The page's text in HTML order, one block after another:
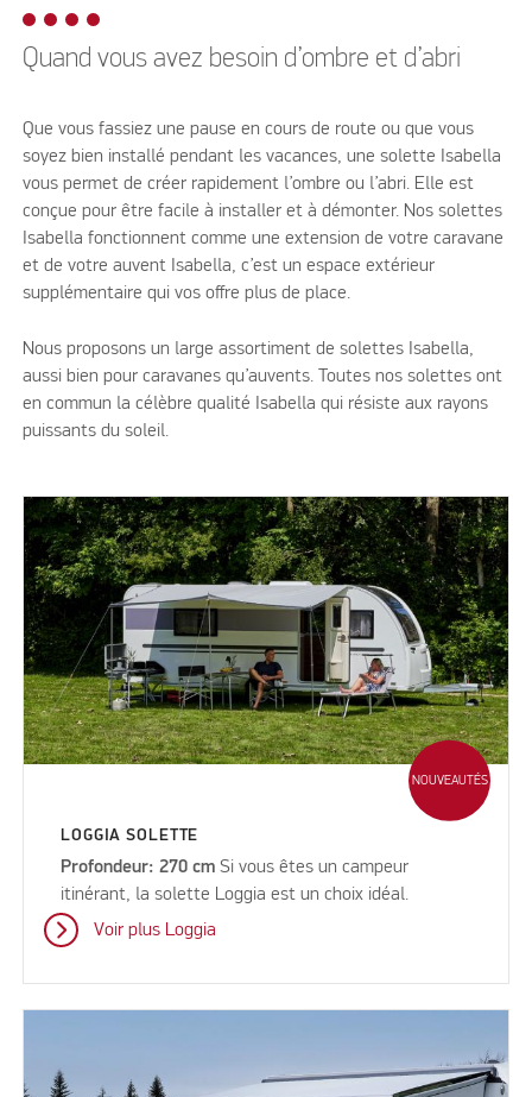
Quand vous avez besoin d’ombre et d’abri
Que vous fassiez une pause en cours de route ou que vous
soyez bien installé pendant les vacances, une solette Isabella
vous permet de créer rapidement l’ombre ou l’abri. Elle est
conçue pour être facile à installer et à démonter. Nos solettes
Isabella fonctionnent comme une extension de votre caravane
et de votre auvent Isabella, c’est un espace extérieur
supplémentaire qui vos offre plus de place.
Nous proposons un large assortiment de solettes Isabella,
aussi bien pour caravanes qu’auvents. Toutes nos solettes ont
en commun la célèbre qualité Isabella qui résiste aux rayons
puissants du soleil.
NOUVEAUTÉS
LOGGIA SOLETTE
Profondeur: 270 cm Si vous êtes un campeur
itinérant, la solette Loggia est un choix idéal.
Voir plus Loggia